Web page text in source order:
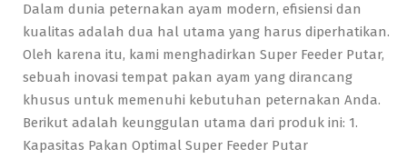
Dalam dunia peternakan ayam modern, efisiensi dan
kualitas adalah dua hal utama yang harus diperhatikan.
Oleh karena itu, kami menghadirkan Super Feeder Putar,
sebuah inovasi tempat pakan ayam yang dirancang
khusus untuk memenuhi kebutuhan peternakan Anda.
Berikut adalah keunggulan utama dari produk ini: 1.
Kapasitas Pakan Optimal Super Feeder Putar